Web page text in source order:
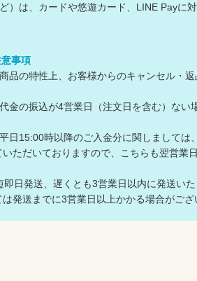
）は、カードや悠遊カード、LINE Pay
事項
品の特性上、お客様からのキャンセル・
金の振込が4営業日（注文日を含む）ない
日15:00時以降のご入金分に関しましては
ただいておりますので、こちらも翌営
日発送、遅くとも3営業日以内に発送いた
送までに3営業日以上かかる場合がご